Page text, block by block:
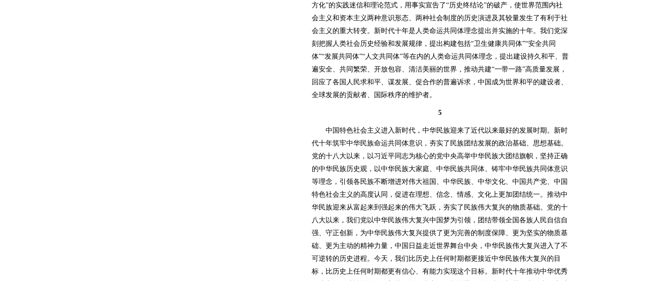
方化”的实践迷信和理论范式，用事实宣告了“历史终结论”的破产，使世界范围内社
会主义和资本主义两种意识形态、两种社会制度的历史演进及其较量发生了有利于社
会主义的重大转变。新时代十年是人类命运共同体理念提出并实施的十年。我们党深
刻把握人类社会历史经验和发展规律，提出构建包括“卫生健康共同体”“安全共同
体”“发展共同体”“人文共同体”等在内的人类命运共同体理念，提出建设持久和平、普
遍安全、共同繁荣、开放包容、清洁美丽的世界，推动共建“一带一路”高质量发展，
回应了各国人民求和平、谋发展、促合作的普遍诉求，中国成为世界和平的建设者、
全球发展的贡献者、国际秩序的维护者。
5
中国特色社会主义进入新时代，中华民族迎来了近代以来最好的发展时期。新时
代十年筑牢中华民族命运共同体意识，夯实了民族团结发展的政治基础、思想基础。
党的十八大以来，以习近平同志为核心的党中央高举中华民族大团结旗帜，坚持正确
的中华民族历史观，以中华民族大家庭、中华民族共同体、铸牢中华民族共同体意识
等理念，引领各民族不断增进对伟大祖国、中华民族、中华文化、中国共产党、中国
特色社会主义的高度认同，促进在理想、信念、情感、文化上更加团结统一。推动中
华民族迎来从富起来到强起来的伟大飞跃，夯实了民族伟大复兴的物质基础。党的十
八大以来，我们党以中华民族伟大复兴中国梦为引领，团结带领全国各族人民自信自
强、守正创新，为中华民族伟大复兴提供了更为完善的制度保障、更为坚实的物质基
础、更为主动的精神力量，中国日益走近世界舞台中央，中华民族伟大复兴进入了不
可逆转的历史进程。今天，我们比历史上任何时期都更接近中华民族伟大复兴的目
标，比历史上任何时期都更有信心、有能力实现这个目标。新时代十年推动中华优秀